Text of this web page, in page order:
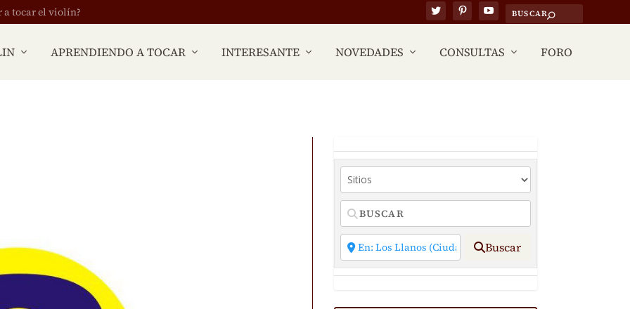
a tocar el violín?
APRENDIENDO A TOCAR INTERESANTE NOVEDADES CONSULTAS FORO
Buscar